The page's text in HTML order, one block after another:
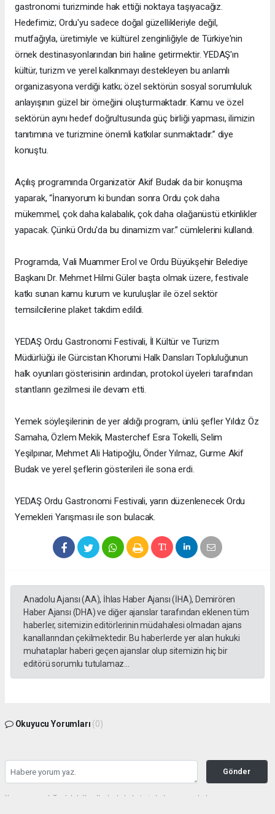
gastronomi turizminde hak ettiği noktaya taşıyacağız.
Hedefimiz; Ordu'yu sadece doğal güzellikleriyle değil,
mutfağıyla, üretimiyle ve kültürel zenginliğiyle de Türkiye'nin
örnek destinasyonlarından biri haline getirmektir. YEDAŞ'ın
kültür, turizm ve yerel kalkınmayı destekleyen bu anlamlı
organizasyona verdiği katkı; özel sektörün sosyal sorumluluk
anlayışının güzel bir örneğini oluşturmaktadır. Kamu ve özel
sektörün aynı hedef doğrultusunda güç birliği yapması, ilimizin
tanıtımına ve turizmine önemli katkılar sunmaktadır.” diye
konuştu.
Açılış programında Organizatör Akif Budak da bir konuşma
yaparak, “İnanıyorum ki bundan sonra Ordu çok daha
mükemmel, çok daha kalabalık, çok daha olağanüstü etkinlikler
yapacak. Çünkü Ordu'da bu dinamizm var.” cümlelerini kullandı.
Programda, Vali Muammer Erol ve Ordu Büyükşehir Belediye
Başkanı Dr. Mehmet Hilmi Güler başta olmak üzere, festivale
katkı sunan kamu kurum ve kuruluşlar ile özel sektör
temsilcilerine plaket takdim edildi.
YEDAŞ Ordu Gastronomi Festivali, İl Kültür ve Turizm
Müdürlüğü ile Gürcistan Khorumi Halk Dansları Topluluğunun
halk oyunları gösterisinin ardından, protokol üyeleri tarafından
stantların gezilmesi ile devam etti.
Yemek söyleşilerinin de yer aldığı program, ünlü şefler Yıldız Öz
Samaha, Özlem Mekik, Masterchef Esra Tokelli, Selim
Yeşilpınar, Mehmet Ali Hatipoğlu, Önder Yılmaz, Gurme Akif
Budak ve yerel şeflerin gösterileri ile sona erdi.
YEDAŞ Ordu Gastronomi Festivali, yarın düzenlenecek Ordu
Yemekleri Yarışması ile son bulacak.
Anadolu Ajansı (AA), İhlas Haber Ajansı (İHA), Demirören
Haber Ajansı (DHA) ve diğer ajanslar tarafından eklenen tüm
haberler, sitemizin editörlerinin müdahalesi olmadan ajans
kanallarından çekilmektedir. Bu haberlerde yer alan hukuki
muhataplar haberi geçen ajanslar olup sitemizin hiç bir
editörü sorumlu tutulamaz...
Okuyucu Yorumları (0)
Gönder
Yorum yazarak Topluluk Kuralları’nı kabul etmiş bulunuyor ve haberunye.com